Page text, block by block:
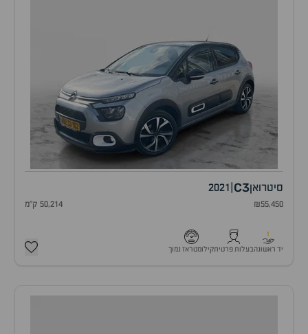
סיטרואןC3
2021
₪55,450 50,214 ק"מ
1
יד ראשונהבעלות פרטיתקילומטראז נמוך